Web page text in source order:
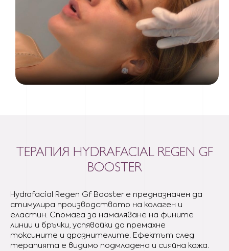
ТЕРАПИЯ HYDRAFACIAL REGEN GF
BOOSTER
Hydrafacial Regen Gf Booster e предназначен да
стимулира производството на колаген и
еластин. Спомага за намаляване на фините
линии и бръчки, успявайки да премахне
токсините и дразнителите. Ефектът след
терапията е видимо подмладена и сияйна кожа.